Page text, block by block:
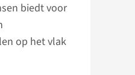
biedt voor
op het vlak